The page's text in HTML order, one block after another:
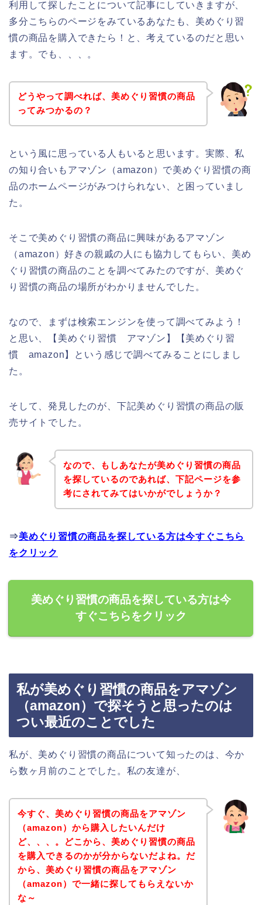
利用して探したことについて記事にしていきますが、
多分こちらのページをみているあなたも、美めぐり習
慣の商品を購入できたら！と、考えているのだと思い
ます。でも、、、。
どうやって調べれば、美めぐり習慣の商品
ってみつかるの？
という風に思っている人もいると思います。実際、私
の知り合いもアマゾン（amazon）で美めぐり習慣の商
品のホームページがみつけられない、と困っていまし
た。
そこで美めぐり習慣の商品に興味があるアマゾン
（amazon）好きの親戚の人にも協力してもらい、美め
ぐり習慣の商品のことを調べてみたのですが、美めぐ
り習慣の商品の場所がわかりませんでした。
なので、まずは検索エンジンを使って調べてみよう！
と思い、【美めぐり習慣 アマゾン】【美めぐり習
慣 amazon】という感じで調べてみることにしまし
た。
そして、発見したのが、下記美めぐり習慣の商品の販
売サイトでした。
なので、もしあなたが美めぐり習慣の商品
を探しているのであれば、下記ページを参
考にされてみてはいかがでしょうか？
⇒美めぐり習慣の商品を探している方は今すぐこちら
をクリック
美めぐり習慣の商品を探している方は今
すぐこちらをクリック
私が美めぐり習慣の商品をアマゾン
（amazon）で探そうと思ったのは
つい最近のことでした
私が、美めぐり習慣の商品について知ったのは、今か
ら数ヶ月前のことでした。私の友達が、
今すぐ、美めぐり習慣の商品をアマゾン
（amazon）から購入したいんだけ
ど、、、。どこから、美めぐり習慣の商品
を購入できるのかが分からないだよね。だ
から、美めぐり習慣の商品をアマゾン
（amazon）で一緒に探してもらえないか
な～